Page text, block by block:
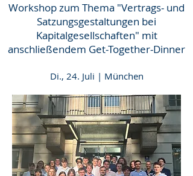
Workshop zum Thema "Vertrags- und
Satzungsgestaltungen bei
Kapitalgesellschaften" mit
anschließendem Get-Together-Dinner
Di., 24. Juli | München